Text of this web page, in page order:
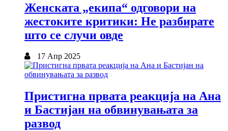
Женската „екипа“ одговори на
жестоките критики: Не разбирате
што се случи овде
17 Апр 2025
Пристигна првата реакција на Ана
и Бастијан на обвинувањата за
развод